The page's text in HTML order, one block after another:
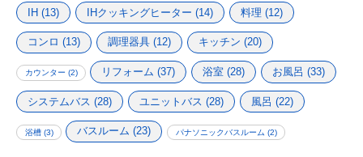
IH(13) IHクッキングヒーター (14) 料理 (12)
コンロ (13) 調理器具(12) キッチン (20)
カウンター (2) リフォーム (37) 浴室 (28) お風呂 (33)
システムバス (28) ユニットバス (28) 風呂 (22)
浴槽(3) バスルーム (23) パナソニックバスルーム (2)